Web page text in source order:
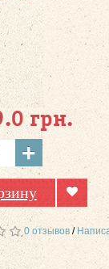
грн.
+
0 отзывов/